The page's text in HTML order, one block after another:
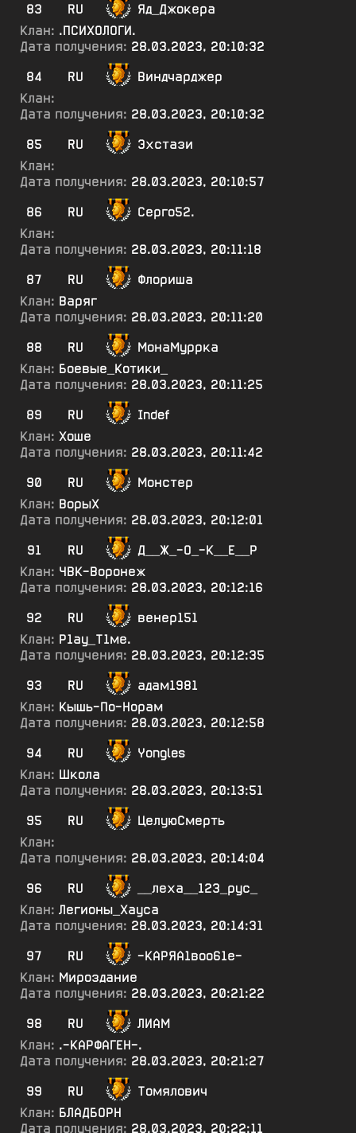
83
RU
Яд_Джокера
Клан: .ПСИХОЛОГИ.
Дата получения: 28.03.2023, 20:10:32
84
RU
Виндчарджер
Клан:
Дата получения: 28.03.2023, 20:10:32
85
RU
Эхстази
Клан:
Дата получения: 28.03.2023, 20:10:57
86
RU
Серго52.
Клан:
Дата получения: 28.03.2023, 20:11:18
87
RU
Флориша
Клан: Варяг
Дата получения: 28.03.2023, 20:11:20
88
RU
МонаМуррка
Клан: Боевые_Котики_
Дата получения: 28.03.2023, 20:11:25
89
RU
Indef
Клан: Хоше
Дата получения: 28.03.2023, 20:11:42
90
RU
Монстер
Клан: ВорыХ
Дата получения: 28.03.2023, 20:12:01
91
RU
Д__Ж_-О_-К__Е__Р
Клан: ЧВК-Воронеж
Дата получения: 28.03.2023, 20:12:16
92
RU
венер151
Клан: Р1ау_Т1ме.
Дата получения: 28.03.2023, 20:12:35
93
RU
адам1981
Клан: Кышь-По-Норам
Дата получения: 28.03.2023, 20:12:58
94
RU
Yongles
Клан: Школа
Дата получения: 28.03.2023, 20:13:51
95
RU
ЦелуюСмерть
Клан:
Дата получения: 28.03.2023, 20:14:04
96
RU
__леха__123_рус_
Клан: Легионы_Хауса
Дата получения: 28.03.2023, 20:14:31
97
RU
-КАРЯА1воо61е-
Клан: Мироздание
Дата получения: 28.03.2023, 20:21:22
98
RU
ЛИАМ
Клан: .-КАРФАГЕН-.
Дата получения: 28.03.2023, 20:21:27
99
RU
Томялович
Клан: БЛАДБОРН
Дата получения: 28.03.2023, 20:22:11